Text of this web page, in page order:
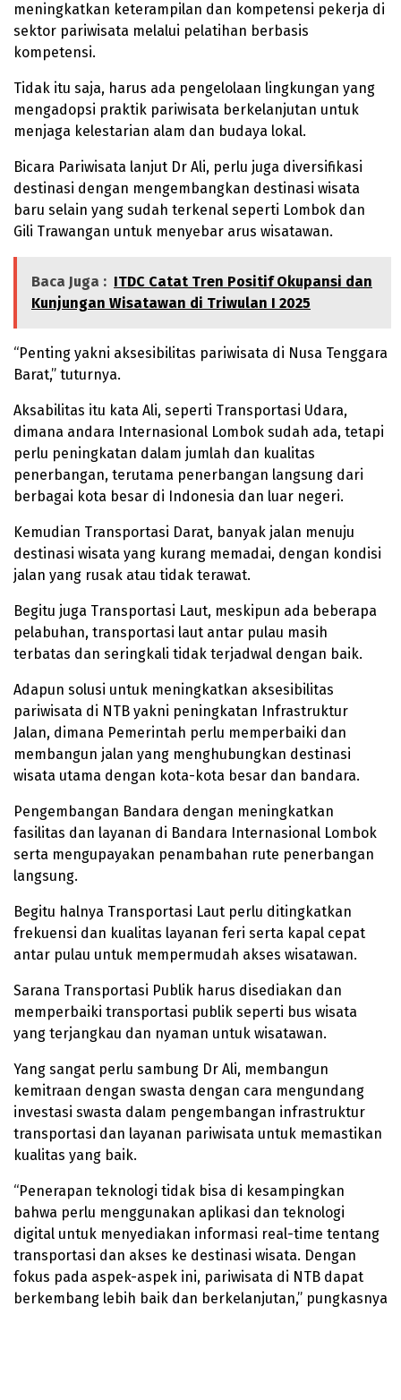
meningkatkan keterampilan dan kompetensi pekerja di
sektor pariwisata melalui pelatihan berbasis
kompetensi.
Tidak itu saja, harus ada pengelolaan lingkungan yang
mengadopsi praktik pariwisata berkelanjutan untuk
menjaga kelestarian alam dan budaya lokal.
Bicara Pariwisata lanjut Dr Ali, perlu juga diversifikasi
destinasi dengan mengembangkan destinasi wisata
baru selain yang sudah terkenal seperti Lombok dan
Gili Trawangan untuk menyebar arus wisatawan.
Baca Juga : ITDC Catat Tren Positif Okupansi dan
Kunjungan Wisatawan di Triwulan I 2025
“Penting yakni aksesibilitas pariwisata di Nusa Tenggara
Barat,” tuturnya.
Aksabilitas itu kata Ali, seperti Transportasi Udara,
dimana andara Internasional Lombok sudah ada, tetapi
perlu peningkatan dalam jumlah dan kualitas
penerbangan, terutama penerbangan langsung dari
berbagai kota besar di Indonesia dan luar negeri.
Kemudian Transportasi Darat, banyak jalan menuju
destinasi wisata yang kurang memadai, dengan kondisi
jalan yang rusak atau tidak terawat.
Begitu juga Transportasi Laut, meskipun ada beberapa
pelabuhan, transportasi laut antar pulau masih
terbatas dan seringkali tidak terjadwal dengan baik.
Adapun solusi untuk meningkatkan aksesibilitas
pariwisata di NTB yakni peningkatan Infrastruktur
Jalan, dimana Pemerintah perlu memperbaiki dan
membangun jalan yang menghubungkan destinasi
wisata utama dengan kota-kota besar dan bandara.
Pengembangan Bandara dengan meningkatkan
fasilitas dan layanan di Bandara Internasional Lombok
serta mengupayakan penambahan rute penerbangan
langsung.
Begitu halnya Transportasi Laut perlu ditingkatkan
frekuensi dan kualitas layanan feri serta kapal cepat
antar pulau untuk mempermudah akses wisatawan.
Sarana Transportasi Publik harus disediakan dan
memperbaiki transportasi publik seperti bus wisata
yang terjangkau dan nyaman untuk wisatawan.
Yang sangat perlu sambung Dr Ali, membangun
kemitraan dengan swasta dengan cara mengundang
investasi swasta dalam pengembangan infrastruktur
transportasi dan layanan pariwisata untuk memastikan
kualitas yang baik.
“Penerapan teknologi tidak bisa di kesampingkan
bahwa perlu menggunakan aplikasi dan teknologi
digital untuk menyediakan informasi real-time tentang
transportasi dan akses ke destinasi wisata. Dengan
fokus pada aspek-aspek ini, pariwisata di NTB dapat
berkembang lebih baik dan berkelanjutan,” pungkasnya